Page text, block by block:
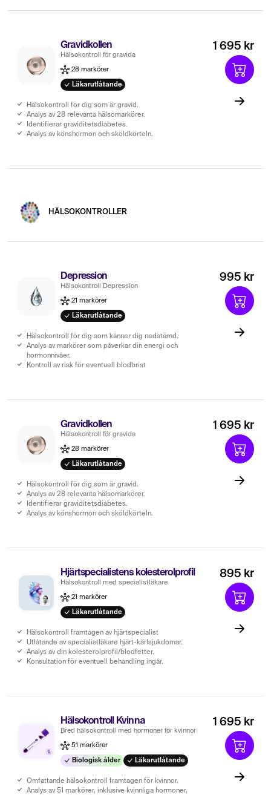
Gravidkollen
Hälsokontroll för gravida
28 markörer
Läkarutlåtande
Hälsokontroll för dig som är gravid.
Analys av 28 relevanta hälsomarkörer.
Identifierar graviditetsdiabetes.
Analys av könshormon och sköldkörteln.
1 695 kr
HÄLSOKONTROLLER
Depression
Hälsokontroll Depression
21 markörer
Läkarutlåtande
Hälsokontroll för dig som känner dig nedstämd.
Analys av markörer som påverkar din energi och
hormonnivåer.
Kontroll av risk för eventuell blodbrist
995 kr
Gravidkollen
Hälsokontroll för gravida
28 markörer
Läkarutlåtande
Hälsokontroll för dig som är gravid.
Analys av 28 relevanta hälsomarkörer.
Identifierar graviditetsdiabetes.
Analys av könshormon och sköldkörteln.
1 695 kr
Hjärtspecialistens kolesterolprofil
Hälsokontroll med specialistläkare
21 markörer
Läkarutlåtande
Hälsokontroll framtagen av hjärtspecialist
Utlåtande av specialistläkare hjärt-kärlsjukdomar.
Analys av din kolesterolprofil/blodfetter.
Konsultation för eventuell behandling ingår.
895 kr
Hälsokontroll Kvinna
Bred hälsokontroll med hormoner för kvinnor
51 markörer
Biologisk ålder Läkarutlåtande
Omfattande hälsokontroll framtagen för kvinnor.
Analys av 51 markörer, inklusive kvinnliga hormoner,
1 695 kr